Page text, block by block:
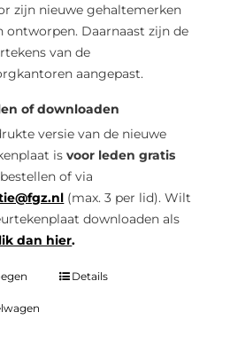
zijn nieuwe gehaltemerken
ontworpen. Daarnaast zijn de
van de
aangepast.
of downloaden
versie van de nieuwe
isvoor leden gratis
of via
(max. 3 per lid). Wilt
downloaden als
dan hier.
Details